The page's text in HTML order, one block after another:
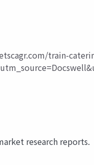
train-
research reports.